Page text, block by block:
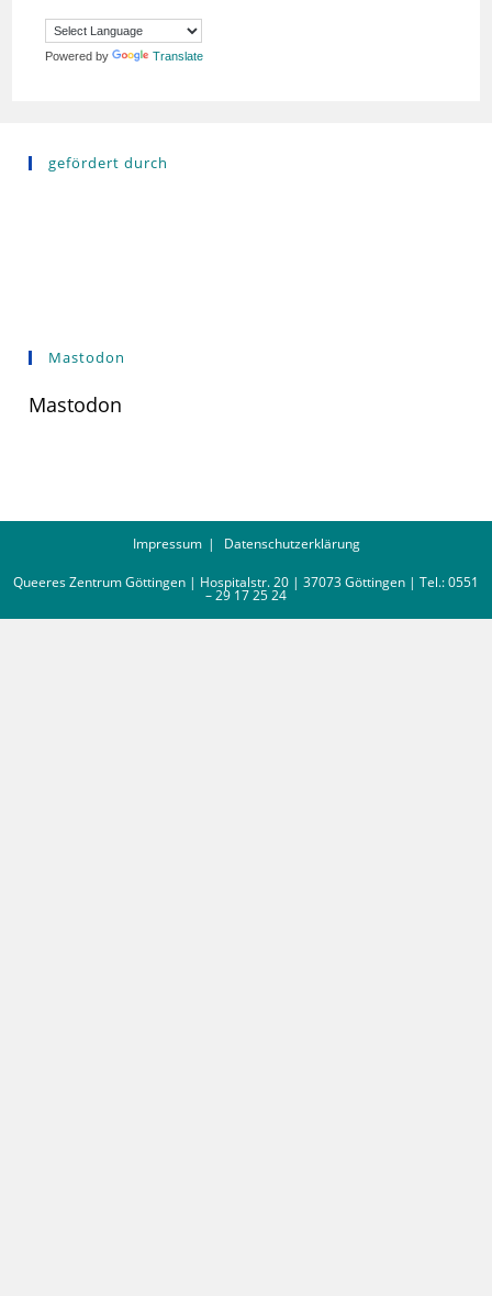
Powered by Translate
gefördert durch
Mastodon
Mastodon
Impressum Datenschutzerklärung
Queeres Zentrum Göttingen | Hospitalstr. 20 | 37073 Göttingen | Tel.: 0551
– 29 17 25 24